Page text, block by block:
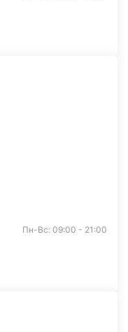
Пн-Вс: 09:00 - 21:00